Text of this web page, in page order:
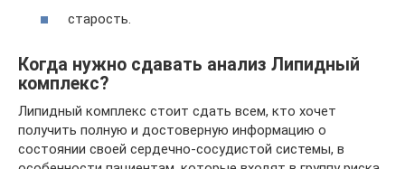
старость.
Когда нужно сдавать анализ Липидный
комплекс?
Липидный комплекс стоит сдать всем, кто хочет
получить полную и достоверную информацию о
состоянии своей сердечно-сосудистой системы, в